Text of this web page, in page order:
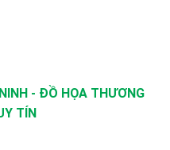
- ĐỒ HỌA THƯƠNG
TÍN